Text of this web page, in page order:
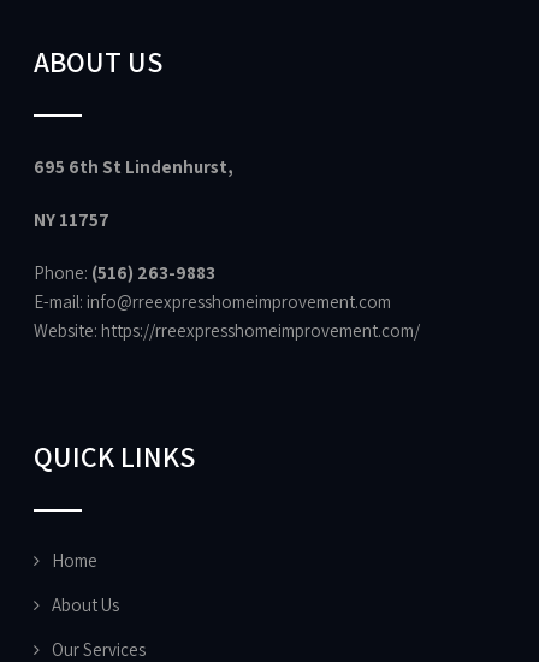
ABOUT US
695 6th St Lindenhurst,
NY 11757
Phone: (516) 263-9883
E-mail: info@rreexpresshomeimprovement.com
Website: https://rreexpresshomeimprovement.com/
QUICK LINKS
Home
About Us
Our Services